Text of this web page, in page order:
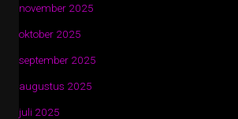
november 2025
oktober 2025
september 2025
augustus 2025
juli 2025